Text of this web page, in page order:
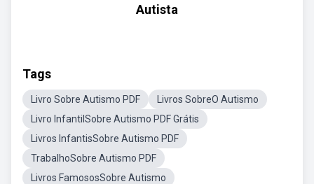
Autista
Tags
Livro Sobre Autismo PDF
Livros SobreO Autismo
Livro InfantilSobre Autismo PDF Grátis
Livros InfantisSobre Autismo PDF
TrabalhoSobre Autismo PDF
Livros FamososSobre Autismo